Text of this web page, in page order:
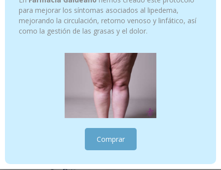
Ajedrea – 5 ml sumidad florida
12.26€
para mejorar los síntomas asociados al lipedema,
mejorando la circulación, retorno venoso y linfático, así
como la gestión de las grasas y el dolor.
Comprar